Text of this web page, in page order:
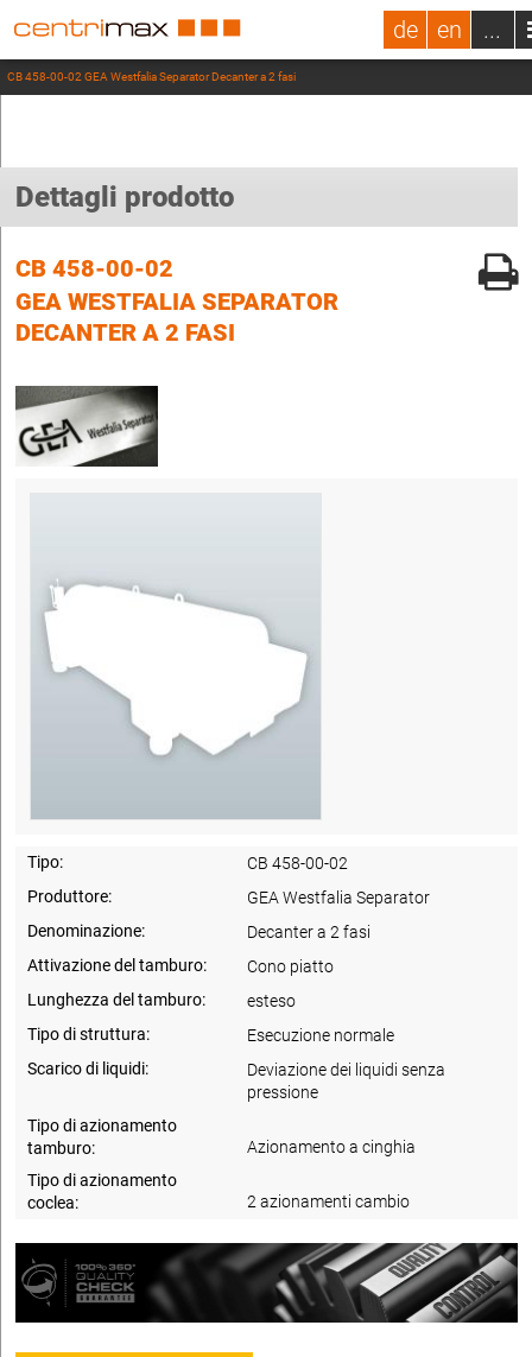
de en ...
CB 458-00-02 GEA Westfalia Separator Decanter a 2 fasi
Dettagli prodotto
CB 458-00-02
GEA WESTFALIA SEPARATOR
DECANTER A 2 FASI
Tipo:
CB 458-00-02
Produttore:
GEA Westfalia Separator
Denominazione:
Decanter a 2 fasi
Attivazione del tamburo:
Cono piatto
Lunghezza del tamburo:
esteso
Tipo di struttura:
Esecuzione normale
Scarico di liquidi:
Deviazione dei liquidi senza
pressione
Tipo di azionamento
tamburo:
Azionamento a cinghia
Tipo di azionamento
coclea:
2 azionamenti cambio